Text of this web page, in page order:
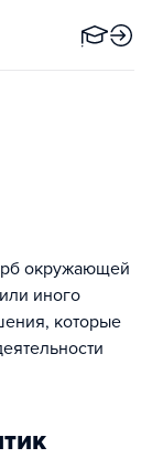
окружающей
иного
которые